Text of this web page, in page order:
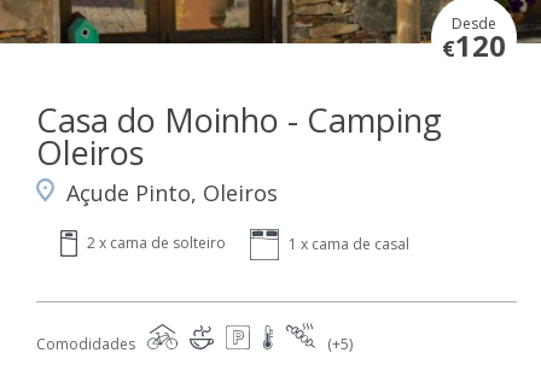
Desde
€120
Casa do Moinho - Camping
Oleiros
Açude Pinto, Oleiros
2 x cama de solteiro 1 x cama de casal
Comodidades (+5)